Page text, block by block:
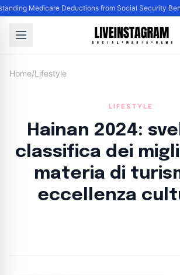
Medicare Deductions from Social Security
Home/Lifestyle
LIFESTYLE
Hainan 2024:
classifica dei
materia di
eccellenza